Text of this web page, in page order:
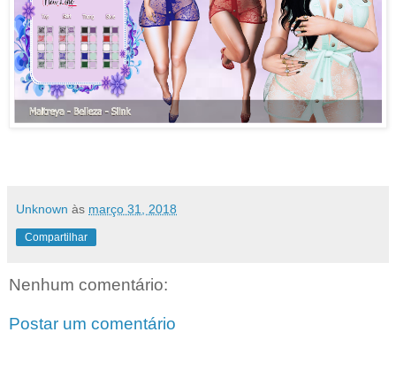
Unknown às março 31, 2018
Compartilhar
Nenhum comentário:
Postar um comentário